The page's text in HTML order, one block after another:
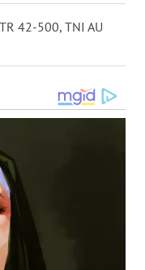
42-500, TNI AU